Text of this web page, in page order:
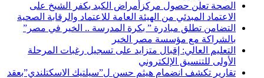
الصحة تعلن حصول مركزأمراض الكبد بكفر الشيخ على
الاعتماد المبدئي من الهيئة العامة للاعتماد والرقابة الصحية
التضامن تطلق مبادرة ” بكرة المدرسة .. الخير في مصر”
بالشراكة مع مؤسسة مصر الخير
التعليم العالي: إقبال متزايد على تسجيل رغبات المرحلة
الأولى للتنسيق الإلكتروني
تقارير تكشف انضمام هيثم حسن ل”سيلتيك الاسكتلندي”بعقد